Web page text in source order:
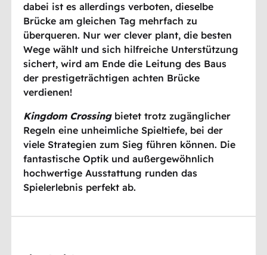
dabei ist es allerdings verboten, dieselbe
Brücke am gleichen Tag mehrfach zu
überqueren. Nur wer clever plant, die besten
Wege wählt und sich hilfreiche Unterstützung
sichert, wird am Ende die Leitung des Baus
der prestigeträchtigen achten Brücke
verdienen!
Kingdom Crossingbietet trotz zugänglicher
Regeln eine unheimliche Spieltiefe, bei der
viele Strategien zum Sieg führen können. Die
fantastische Optik und außergewöhnlich
hochwertige Ausstattung runden das
Spielerlebnis perfekt ab.